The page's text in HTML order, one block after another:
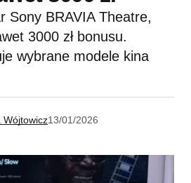
Sony BRAVIA Theatre,
3000 zł bonusu.
wybrane modele kina
Wójtowicz13/01/2026